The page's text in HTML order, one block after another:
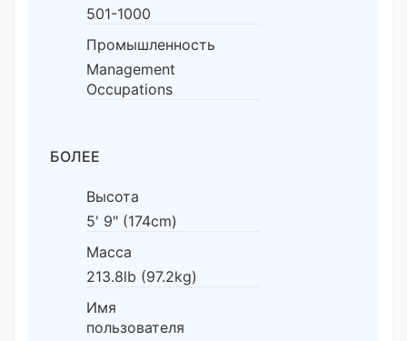
501-1000
Промышленность
Management
Occupations
БОЛЕЕ
Высота
5' 9" (174cm)
Масса
213.8lb (97.2kg)
Имя
пользователя